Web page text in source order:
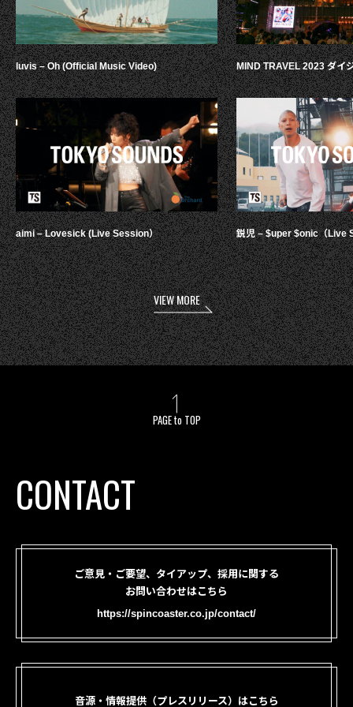
luvis – Oh (Official Music Video)
aimi – Lovesick (Live Session）
MIND TRAVEL 2023 ダイ
鋭児 – $uper $onic（Live
VIEW MORE
PAGE to TOP
CONTACT
ご意見・ご要望、タイアップ、採用に関する
お問い合わせはこちら
https://spincoaster.co.jp/contact/
音源・情報提供（プレスリリース）はこちら